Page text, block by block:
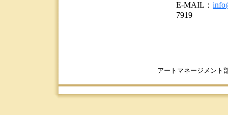
E-MAIL：
7919
アートマネージメント